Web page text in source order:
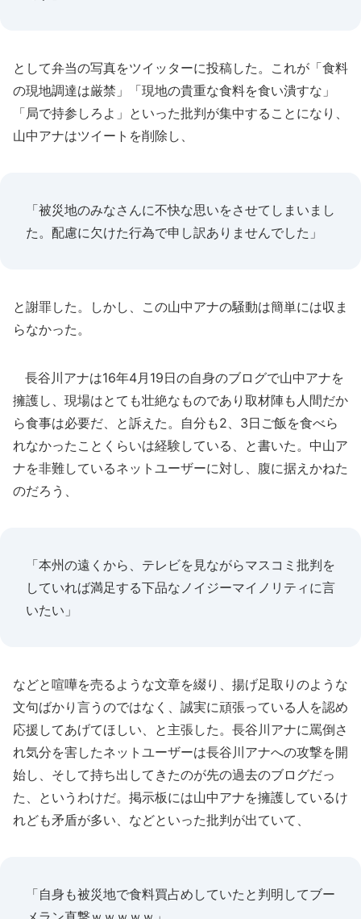
として弁当の写真をツイッターに投稿した。これが「食料
の現地調達は厳禁」「現地の貴重な食料を食い潰すな」
「局で持参しろよ」といった批判が集中することになり、
山中アナはツイートを削除し、
「被災地のみなさんに不快な思いをさせてしまいまし
た。配慮に欠けた行為で申し訳ありませんでした」
と謝罪した。しかし、この山中アナの騒動は簡単には収ま
らなかった。
長谷川アナは16年4月19日の自身のブログで山中アナを
擁護し、現場はとても壮絶なものであり取材陣も人間だか
ら食事は必要だ、と訴えた。自分も2、3日ご飯を食べら
れなかったことくらいは経験している、と書いた。中山ア
ナを非難しているネットユーザーに対し、腹に据えかねた
のだろう、
「本州の遠くから、テレビを見ながらマスコミ批判を
していれば満足する下品なノイジーマイノリティに言
いたい」
などと喧嘩を売るような文章を綴り、揚げ足取りのような
文句ばかり言うのではなく、誠実に頑張っている人を認め
応援してあげてほしい、と主張した。長谷川アナに罵倒さ
れ気分を害したネットユーザーは長谷川アナへの攻撃を開
始し、そして持ち出してきたのが先の過去のブログだっ
た、というわけだ。掲示板には山中アナを擁護しているけ
れども矛盾が多い、などといった批判が出ていて、
「自身も被災地で食料買占めしていたと判明してブー